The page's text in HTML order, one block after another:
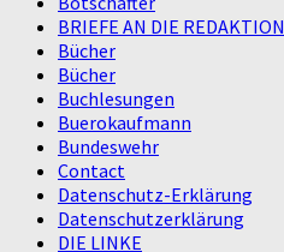
BRIEFE AN DIE REDAKTION
Bücher
Bücher
Buchlesungen
Buerokaufmann
Bundeswehr
Contact
Datenschutz-Erklärung
Datenschutzerklärung
DIE LINKE